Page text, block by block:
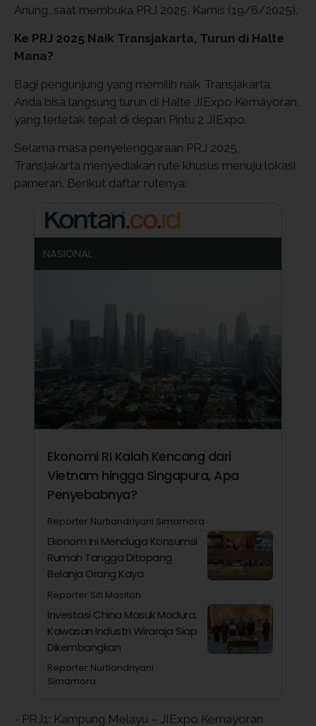
Anung, saat membuka PRJ 2025, Kamis (19/6/2025).
Ke PRJ 2025 Naik Transjakarta, Turun di Halte
Mana?
Bagi pengunjung yang memilih naik Transjakarta,
Anda bisa langsung turun di Halte JIExpo Kemayoran,
yang terletak tepat di depan Pintu 2 JIExpo.
Selama masa penyelenggaraan PRJ 2025,
Transjakarta menyediakan rute khusus menuju lokasi
pameran. Berikut daftar rutenya:
NASIONAL
Ekonomi RI Kalah Kencang dari
Vietnam hingga Singapura, Apa
Penyebabnya?
Reporter Nurtiandriyani Simamora
Ekonom Ini Menduga Konsumsi
Rumah Tangga Ditopang
Belanja Orang Kaya
Reporter Siti Masitoh
Investasi China Masuk Madura,
Kawasan Industri Wiraraja Siap
Dikembangkan
Reporter Nurtiandriyani
Simamora
- PRJ1: Kampung Melayu – JIExpo Kemayoran